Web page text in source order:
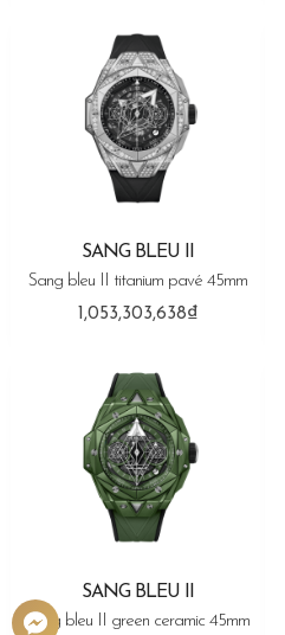
SANG BLEU II
Sang bleu II titanium pavé 45mm
1,053,303,638₫
SANG BLEU II
Sang bleu II green ceramic 45mm